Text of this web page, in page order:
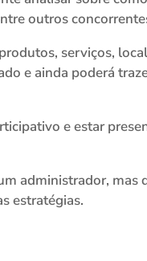
outros
serviços,
e ainda poderá
e estar
administrador, mas
estratégias.